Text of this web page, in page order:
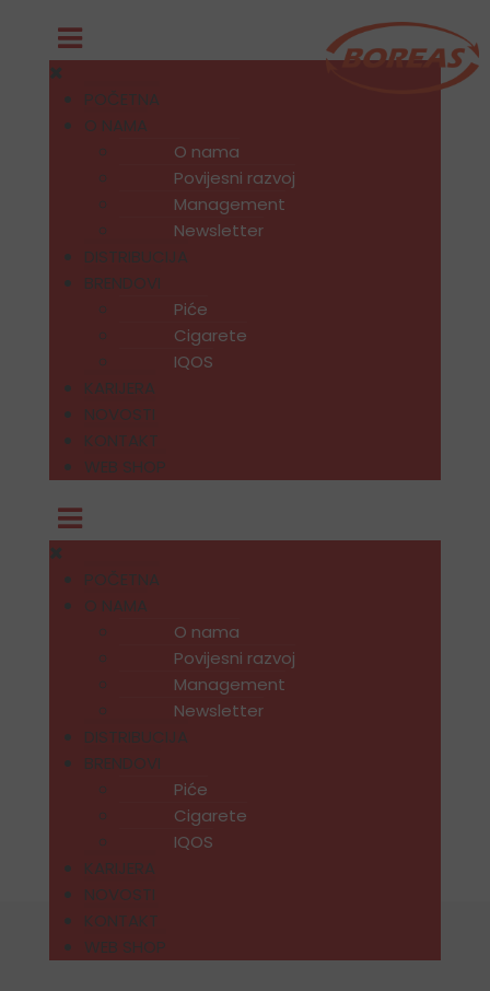
POČETNA
O NAMA
O nama
Povijesni razvoj
Management
Newsletter
DISTRIBUCIJA
BRENDOVI
Piće
Cigarete
IQOS
KARIJERA
NOVOSTI
KONTAKT
WEB SHOP
POČETNA
O NAMA
O nama
Povijesni razvoj
Management
Newsletter
DISTRIBUCIJA
BRENDOVI
Piće
Cigarete
IQOS
KARIJERA
NOVOSTI
KONTAKT
WEB SHOP